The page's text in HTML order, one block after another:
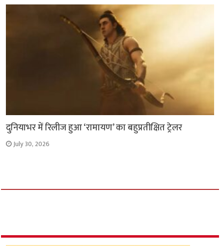
दुनियाभर में रिलीज हुआ ‘रामायण’ का बहुप्रतीक्षित ट्रेलर
July 30, 2026